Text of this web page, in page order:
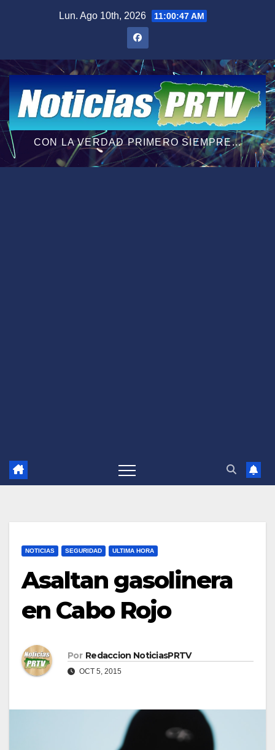
Lun. Ago 10th, 2026 11:00:48 AM
CON LA VERDAD PRIMERO SIEMPRE...
NOTICIAS SEGURIDAD ULTIMA HORA
Asaltan gasolinera
en Cabo Rojo
Por Redaccion NoticiasPRTV
OCT 5, 2015